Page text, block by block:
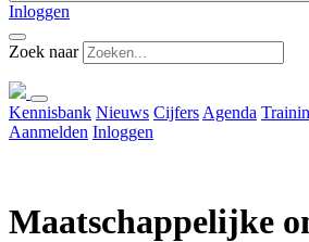
Inloggen
Zoek naar
Kennisbank Nieuws Cijfers Agenda
Aanmelden Inloggen
Maatschappelijke